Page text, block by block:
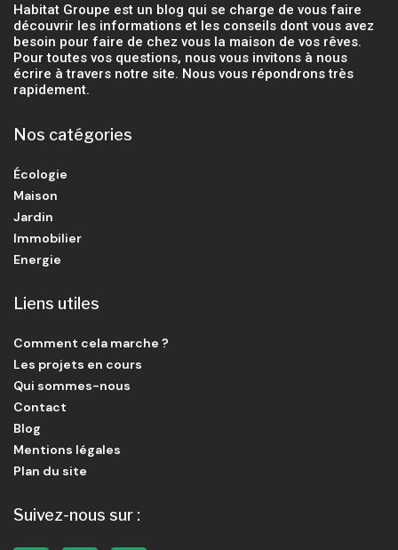
Habitat Groupe est un blog qui se charge de vous faire
découvrir les informations et les conseils dont vous avez
besoin pour faire de chez vous la maison de vos rêves.
Pour toutes vos questions, nous vous invitons à nous
écrire à travers notre site. Nous vous répondrons très
rapidement.
Nos catégories
Écologie
Maison
Jardin
Immobilier
Energie
Liens utiles
Comment cela marche ?
Les projets en cours
Qui sommes-nous
Contact
Blog
Mentions légales
Plan du site
Suivez-nous sur :